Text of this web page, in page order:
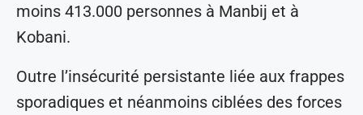
moins 413.000 personnes à Manbij et à
Kobani.
Outre l’insécurité persistante liée aux frappes
sporadiques et néanmoins ciblées des forces